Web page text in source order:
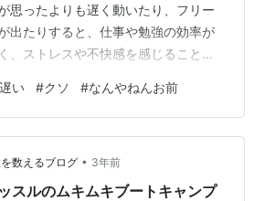
思ったよりも遅く動いたり、フリー
出たりすると、仕事や勉強の効率が
、ストレスや不快感を感じることも
も影響を与える可能性があるという
うか？この記事では、パソコンの遅
ぼす影響について、科学的な研究や
します。
い #クソ #なんやねんお前
数えるブログ • 3年前
スルのムキムキブートキャンプ